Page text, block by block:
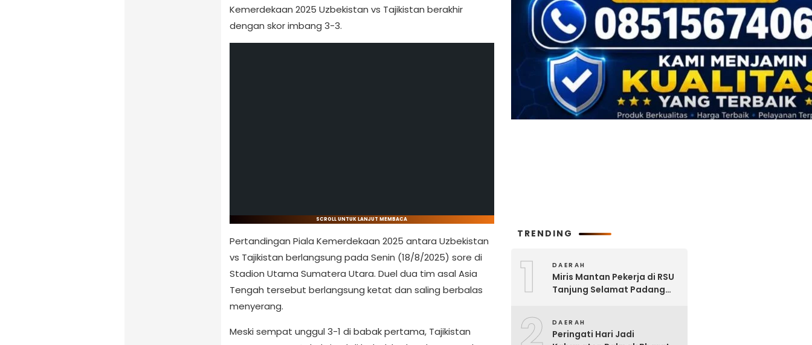
Kemerdekaan 2025 Uzbekistan vs Tajikistan berakhir
dengan skor imbang 3-3.
SCROLL UNTUK LANJUT MEMBACA
Pertandingan Piala Kemerdekaan 2025 antara Uzbekistan
vs Tajikistan berlangsung pada Senin (18/8/2025) sore di
Stadion Utama Sumatera Utara. Duel dua tim asal Asia
Tengah tersebut berlangsung ketat dan saling berbalas
menyerang.
Meski sempat unggul 3-1 di babak pertama, Tajikistan
TRENDING
1 DAERAH
Miris Mantan Pekerja di RSU
Tanjung Selamat Padang
DAERAH
Peringati Hari Jadi